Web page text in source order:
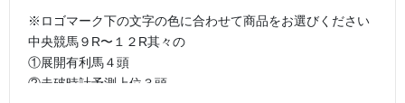
※ロゴマーク下の文字の色に合わせて商品をお選びください
中央競馬９R〜１２R其々の
①展開有利馬４頭
②走破時計予測上位３頭